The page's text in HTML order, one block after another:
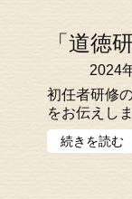
「道徳
2024
初任者研修
をお伝えしま
続きを読む